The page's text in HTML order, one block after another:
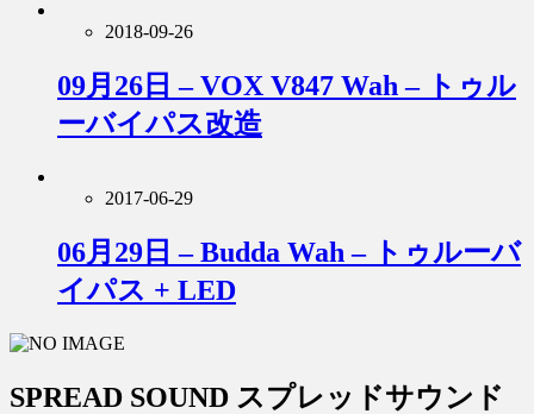
2018-09-26
09月26日 – VOX V847 Wah – トゥル
ーバイパス改造
2017-06-29
06月29日 – Budda Wah – トゥルーバ
イパス + LED
SPREAD SOUND スプレッドサウンド